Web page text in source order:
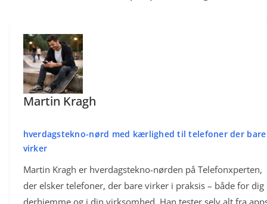
Martin Kragh
hverdagstekno-nørd med kærlighed til telefoner der bare
virker
Martin Kragh er hverdagstekno-nørden på Telefonxperten,
der elsker telefoner, der bare virker i praksis – både for dig